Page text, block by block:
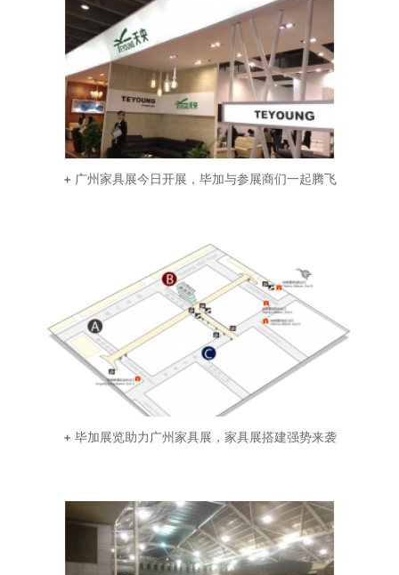
+ 广州家具展今日开展，毕加与参展商们一起腾飞
+ 毕加展览助力广州家具展，家具展搭建强势来袭